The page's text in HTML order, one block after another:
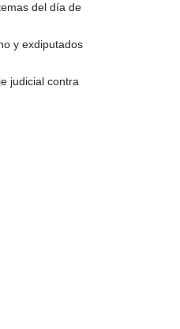
del día de
y exdiputados
judicial contra